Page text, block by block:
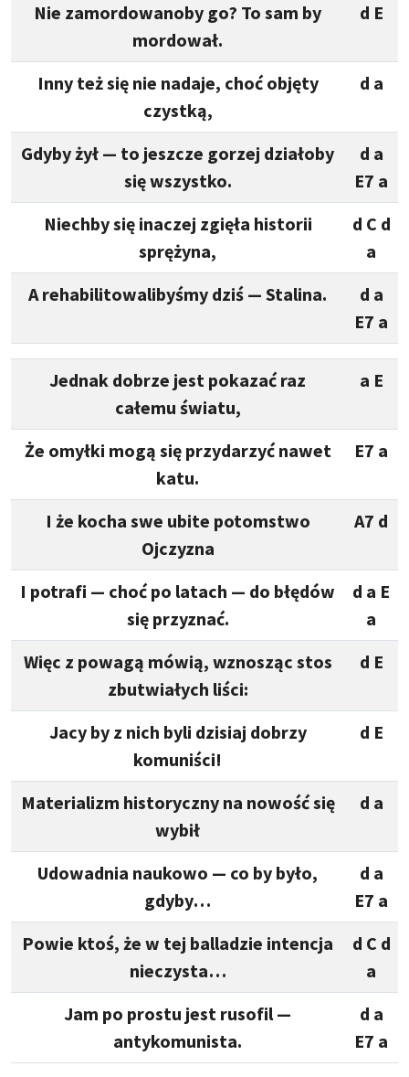
Nie zamordowanoby go? To sam by
mordował.
d E
Inny też się nie nadaje, choć objęty
czystką,
d a
Gdyby żył — to jeszcze gorzej działoby
się wszystko.
d a
E7 a
Niechby się inaczej zgięła historii
sprężyna,
d C d
a
A rehabilitowalibyśmy dziś — Stalina.
d a
E7 a
Jednak dobrze jest pokazać raz
całemu światu,
a E
Że omyłki mogą się przydarzyć nawet
katu.
E7 a
I że kocha swe ubite potomstwo
Ojczyzna
A7 d
I potrafi — choć po latach — do błędów
się przyznać.
d a E
a
Więc z powagą mówią, wznosząc stos
zbutwiałych liści:
d E
Jacy by z nich byli dzisiaj dobrzy
komuniści!
d E
Materializm historyczny na nowość się
wybił
d a
Udowadnia naukowo — co by było,
gdyby…
d a
E7 a
Powie ktoś, że w tej balladzie intencja
nieczysta…
d C d
a
Jam po prostu jest rusofil —
antykomunista.
d a
E7 a